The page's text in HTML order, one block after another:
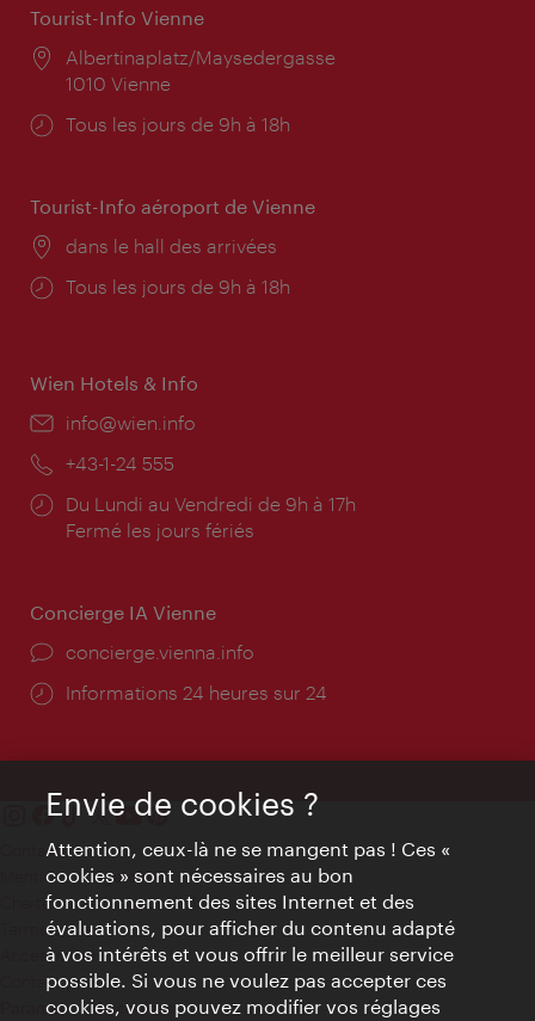
Tourist-Info Vienne
Lieu:
Albertinaplatz/Maysedergasse
1010 Vienne
Horaires
Tous les jours de 9h à 18h
Tourist-Info aéroport de Vienne
Lieu:
dans le hall des arrivées
Horaires
Tous les jours de 9h à 18h
Wien Hotels & Info
E-
info@wien.info
Téléphone:
+43-1-24 555
Horaires
d'ouverture:
Du Lundi au Vendredi de 9h à 17h
Fermé les jours fériés
Concierge IA Vienne
Ort:
concierge.vienna.info
Öffnungszeiten:
Informations 24 heures sur 24
Contact
Mentions obligatoires
Charte sur le respect de la vie privée
Terms of Use
Accessibilité
Contact presse
Paramètres de cookies
Envie de cookies ?
Attention, ceux-là ne se mangent pas ! Ces «
cookies » sont nécessaires au bon
fonctionnement des sites Internet et des
évaluations, pour afficher du contenu adapté
à vos intérêts et vous offrir le meilleur service
possible. Si vous ne voulez pas accepter ces
cookies, vous pouvez modifier vos réglages